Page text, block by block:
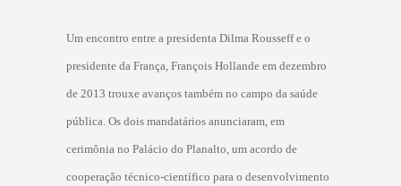
Um encontro entre a presidenta Dilma Rousseff e o
presidente da França, François Hollande em dezembro
de 2013 trouxe avanços também no campo da saúde
pública. Os dois mandatários anunciaram, em
cerimônia no Palácio do Planalto, um acordo de
cooperação técnico-científico para o desenvolvimento